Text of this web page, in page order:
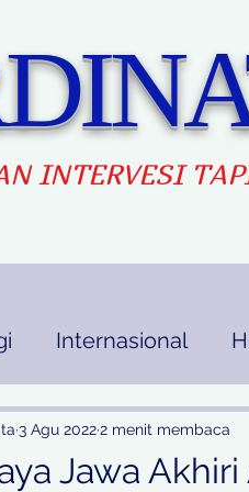
INTERVESI
Internasional
Ekbis Opini
Jawa
3 Agu 20222 menit membaca